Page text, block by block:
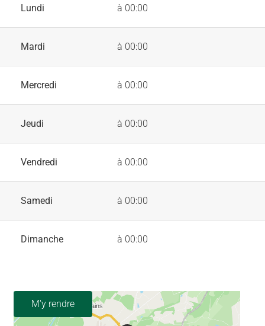
Lundi à 00:00
Mardi à 00:00
Mercredi à 00:00
Jeudi à 00:00
Vendredi à 00:00
Samedi à 00:00
Dimanche à 00:00
M'y rendre